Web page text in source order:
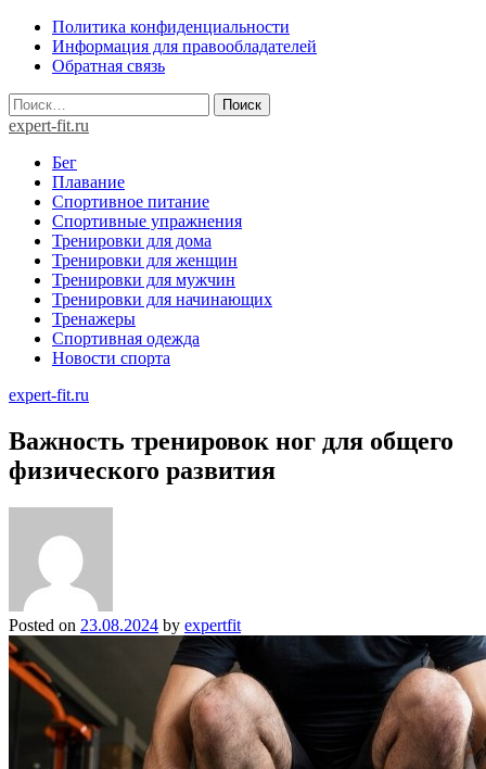
Skip
content
Политика конфиденциальности
Информация для правообладателей
Обратная связь
Найти:
expert-fit.ru
Бег
Плавание
Спортивное питание
Спортивные упражнения
Тренировки для дома
Тренировки для женщин
Тренировки для мужчин
Тренировки для начинающих
Тренажеры
Спортивная одежда
Новости спорта
expert-fit.ru
Важность тренировок ног для общего
физического развития
Posted on 23.08.2024 by expertfit